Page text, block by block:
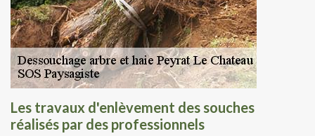
Les travaux d'enlèvement des souches
réalisés par des professionnels